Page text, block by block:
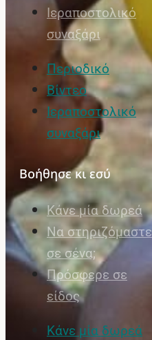
Ιεραποστολικό
συναξάρι
Περιοδικό
Βίντεο
Ιεραποστολικό
συναξάρι
Βοήθησε κι εσύ
Κάνε μία δωρεά
Να στηριζόμαστε
σε σένα;
Πρόσφερε σε
είδος
Κάνε μία δωρεά